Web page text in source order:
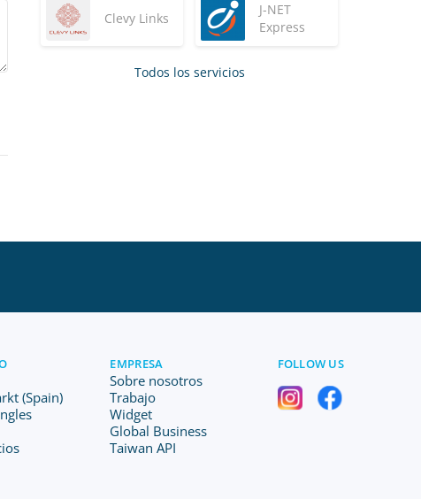
Clevy Links
J-NET
Express
Todos los servicios
(Spain)
EMPRESA
Sobre nosotros
Trabajo
Widget
Global Business
Taiwan API
FOLLOW US